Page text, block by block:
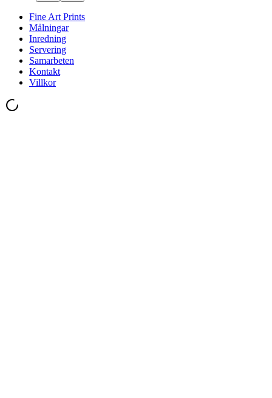
Fine Art Prints
Målningar
Inredning
Servering
Samarbeten
Kontakt
Villkor